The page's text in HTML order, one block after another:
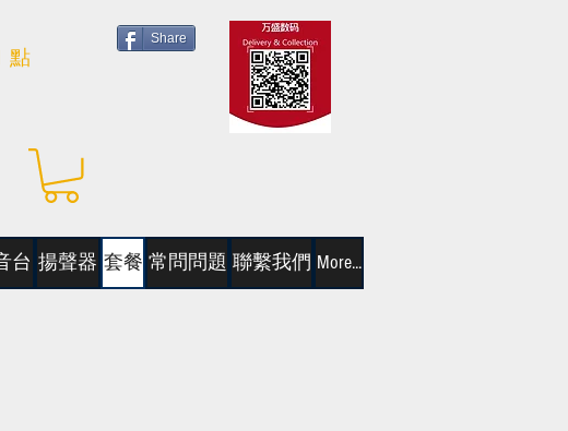
點
Share
台 揚聲器 套餐 常問問題 聯繫我們 More...